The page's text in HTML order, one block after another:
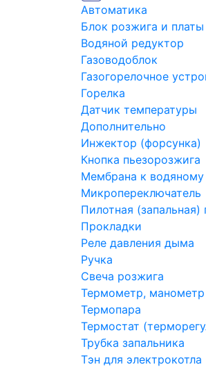
Автоматика
Блок розжига и платы
Водяной редуктор
Газоводоблок
Газогорелочное
Горелка
Датчик температуры
Дополнительно
Инжектор (форсунка)
Кнопка пьезорозжига
Мембрана к
Микропереключатель
Пилотная (запальная)
Прокладки
Реле давления дыма
Ручка
Свеча розжига
Термометр,
Термопара
Термостат
Трубка запальника
Тэн для электрокотла